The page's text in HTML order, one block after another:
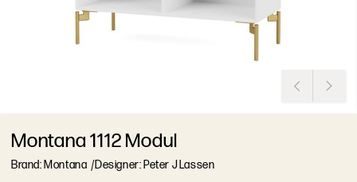
Montana 1112 Modul
Brand: Montana /Designer: Peter J Lassen